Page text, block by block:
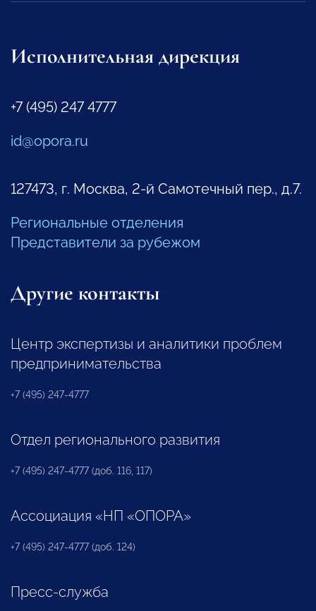
Исполнительная дирекция
+7 (495) 247 4777
id@opora.ru
127473, г. Москва, 2-й Самотечный пер., д.7.
Региональные отделения
Представители за рубежом
Другие контакты
Центр экспертизы и аналитики проблем
предпринимательства
+7 (495) 247-4777
Отдел регионального развития
+7 (495) 247-4777 (доб. 116, 117)
Ассоциация «НП «ОПОРА»
+7 (495) 247-4777 (доб. 124)
Пресс-служба